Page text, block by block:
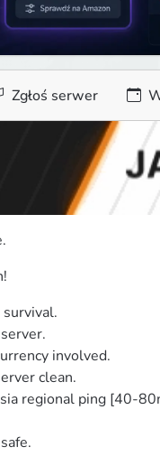
Zgłoś serwer
involved.
clean.
regional ping [40-